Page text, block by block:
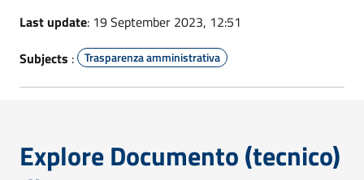
Last update: 19 September 2023, 12:51
Subjects : Trasparenza amministrativa
Explore Documento (tecnico)